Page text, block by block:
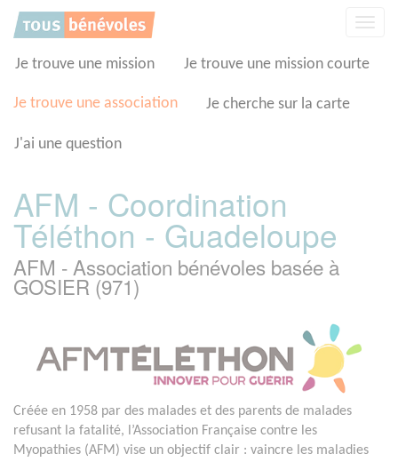
Je trouve une mission Je trouve une mission courte
Je trouve une association Je cherche sur la carte
J'ai une question
AFM - Coordination
Téléthon - Guadeloupe
AFM - Association bénévoles basée à
GOSIER (971)
Créée en 1958 par des malades et des parents de malades
refusant la fatalité, l’Association Française contre les
Myopathies (AFM) vise un objectif clair : vaincre les maladies
Panneau de gestion des cookies